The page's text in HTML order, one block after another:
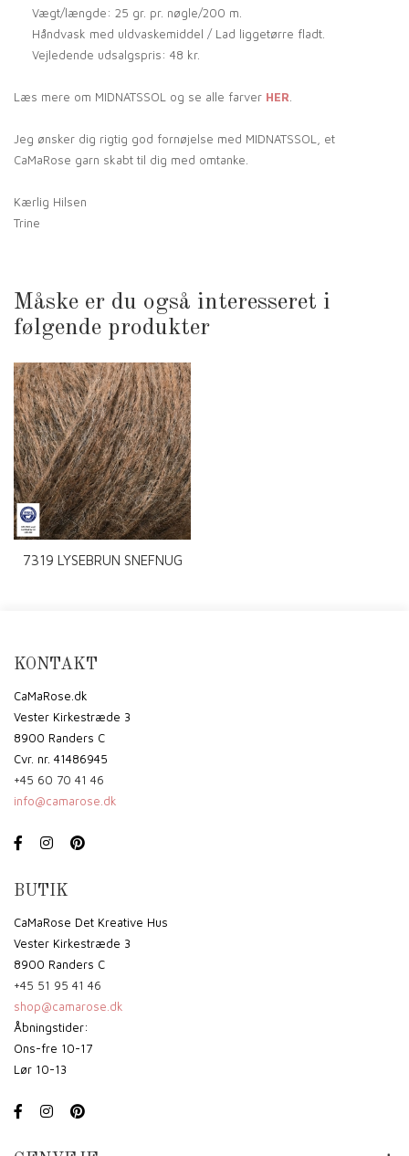
Vægt/længde: 25 gr. pr. nøgle/200 m.
Håndvask med uldvaskemiddel / Lad liggetørre fladt.
Vejledende udsalgspris: 48 kr.
Læs mere om MIDNATSSOL og se alle farver HER
Jeg ønsker dig rigtig god fornøjelse med MIDNATSSOL, et
CaMaRose garn skabt til dig med omtanke.
Kærlig Hilsen
Trine
Måske er du også interesseret i
følgende produkter
7319 LYSEBRUN SNEFNUG
KONTAKT
CaMaRose.dk
Vester Kirkestræde 3
8900 Randers C
Cvr. nr. 41486945
+45 60 70 41 46
info@camarose.dk
BUTIK
CaMaRose Det Kreative Hus
Vester Kirkestræde 3
8900 Randers C
+45 51 95 41 46
shop@camarose.dk
Åbningstider:
Ons-fre 10-17
Lør 10-13